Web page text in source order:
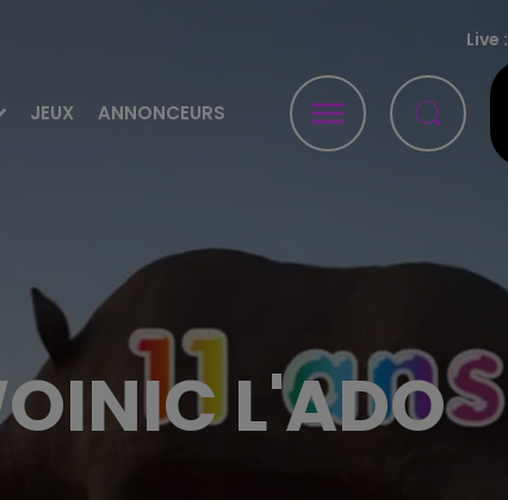
JEUX ANNONCEURS
Live :
L'ADO